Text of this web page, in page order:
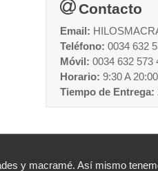
Contacto
Email:
Teléfono: 0034 632
Móvil: 0034 632 573
Horario: 9:30 A
Tiempo de Entrega:
y macramé. Así mismo